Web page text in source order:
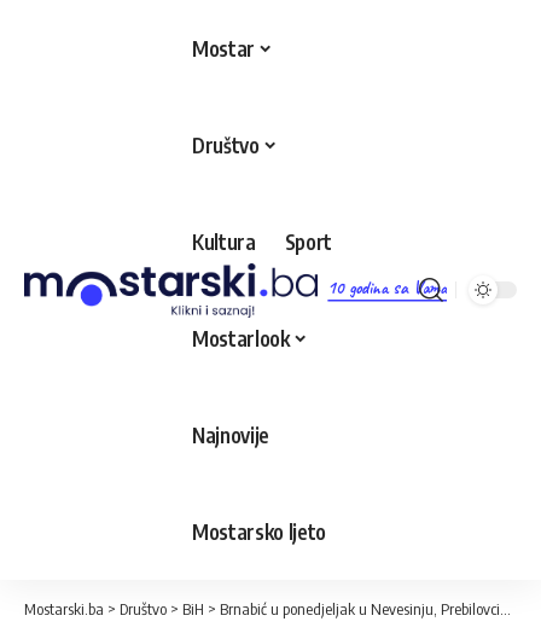
10 godina sa Vama
Mostar
Društvo
Kultura Sport
Mostarlook
Najnovije
Mostarsko ljeto
Mostarski.ba > Društvo > BiH > Brnabić u ponedjeljak u Nevesinju, Prebilovcima i Mostaru